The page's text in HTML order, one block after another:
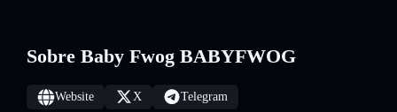
Sobre Baby Fwog BABYFWOG
Website X Telegram